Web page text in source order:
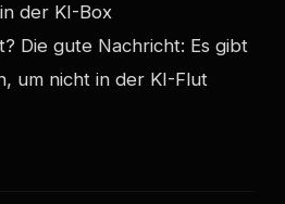
der KI-Box
Die gute Nachricht: Es gibt
um nicht in der KI-Flut